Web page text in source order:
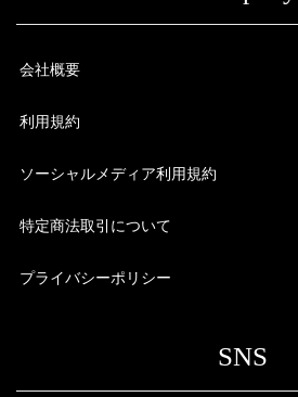
会社概要
利用規約
ソーシャルメディア利用規約
特定商法取引について
プライバシーポリシー
SNS